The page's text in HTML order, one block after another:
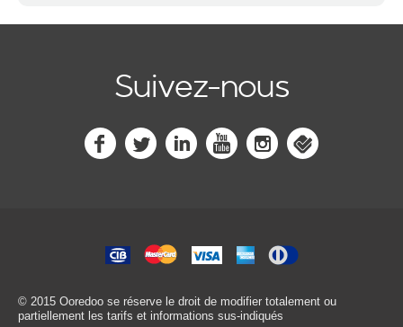
Suivez-nous
© 2015 Ooredoo se réserve le droit de modifier totalement ou
partiellement les tarifs et informations sus-indiqués